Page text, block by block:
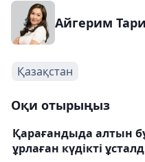
Айгерим
Қазақстан
Оқи отырыңыз
Қарағандыда алтын
ұрлаған күдікті